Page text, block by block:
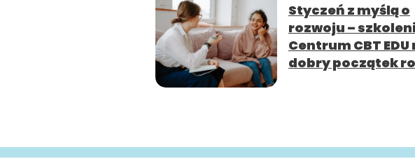
Styczeń z myślą o
rozwoju –
Centrum CBT EDU
dobry początek